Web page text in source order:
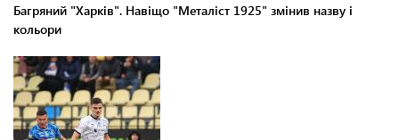
Багряний "Харків". Навіщо "Металіст 1925" змінив назву і
кольори